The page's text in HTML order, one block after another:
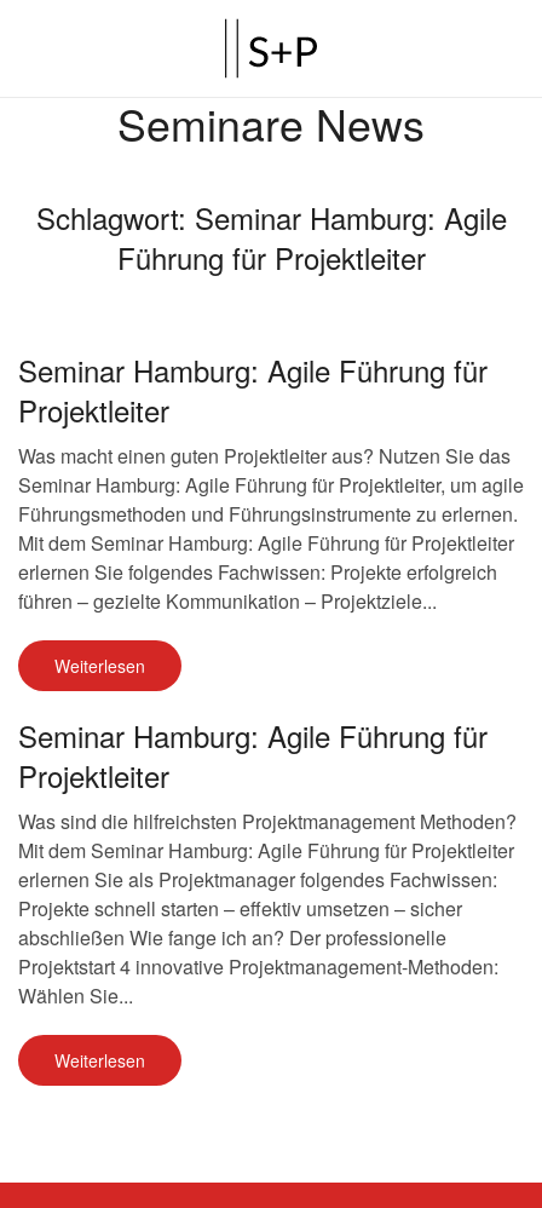
Seminare News
Schlagwort: Seminar Hamburg: Agile
Führung für Projektleiter
Seminar Hamburg: Agile Führung für
Projektleiter
Was macht einen guten Projektleiter aus? Nutzen Sie das
Seminar Hamburg: Agile Führung für Projektleiter, um agile
Führungsmethoden und Führungsinstrumente zu erlernen.
Mit dem Seminar Hamburg: Agile Führung für Projektleiter
erlernen Sie folgendes Fachwissen: Projekte erfolgreich
führen – gezielte Kommunikation – Projektziele...
Weiterlesen
Seminar Hamburg: Agile Führung für
Projektleiter
Was sind die hilfreichsten Projektmanagement Methoden?
Mit dem Seminar Hamburg: Agile Führung für Projektleiter
erlernen Sie als Projektmanager folgendes Fachwissen:
Projekte schnell starten – effektiv umsetzen – sicher
abschließen Wie fange ich an? Der professionelle
Projektstart 4 innovative Projektmanagement-Methoden:
Wählen Sie...
Weiterlesen